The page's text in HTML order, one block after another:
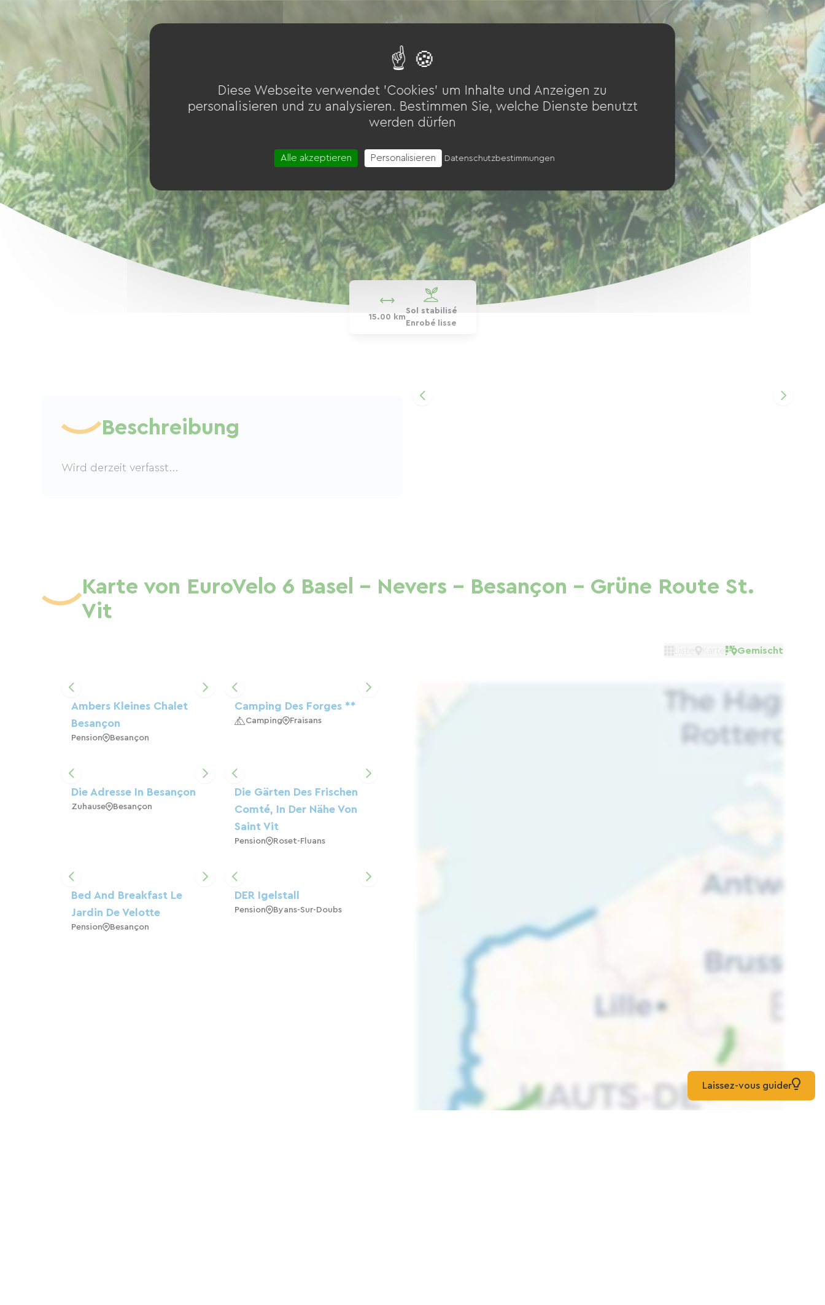
15.00 km
Sol stabilisé
Enrobé lisse
Beschreibung
Wird derzeit verfasst...
Karte von EuroVelo 6 Basel – Nevers – Besançon – Grüne Route St.
Vit
Gemischt
Ambers Kleines Chalet
Besançon
Pension Besançon
Camping Des Forges **
Camping Fraisans
Die Adresse In Besançon
Zuhause Besançon
Die Gärten Des Frischen
Comté, In Der Nähe Von
Saint Vit
Pension Roset-Fluans
Bed And Breakfast Le
Jardin De Velotte
Pension Besançon
DER Igelstall
Pension Byans-Sur-Doubs
Laissez-vous guider
Diese Webseite verwendet 'Cookies' um Inhalte und Anzeigen zu
personalisieren und zu analysieren. Bestimmen Sie, welche Dienste benutzt
werden dürfen
Alle akzeptieren Personalisieren Datenschutzbestimmungen